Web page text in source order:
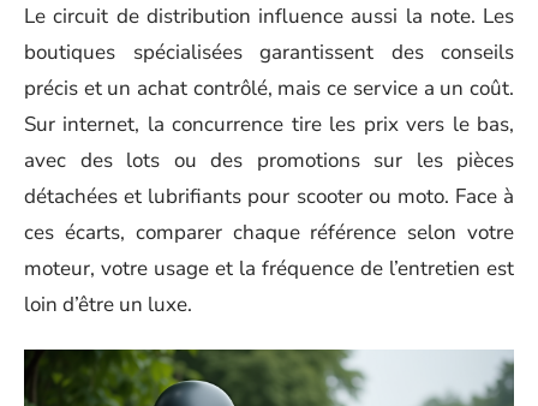
Le circuit de distribution influence aussi la note. Les
boutiques spécialisées garantissent des conseils
précis et un achat contrôlé, mais ce service a un coût.
Sur internet, la concurrence tire les prix vers le bas,
avec des lots ou des promotions sur les pièces
détachées et lubrifiants pour scooter ou moto. Face à
ces écarts, comparer chaque référence selon votre
moteur, votre usage et la fréquence de l’entretien est
loin d’être un luxe.